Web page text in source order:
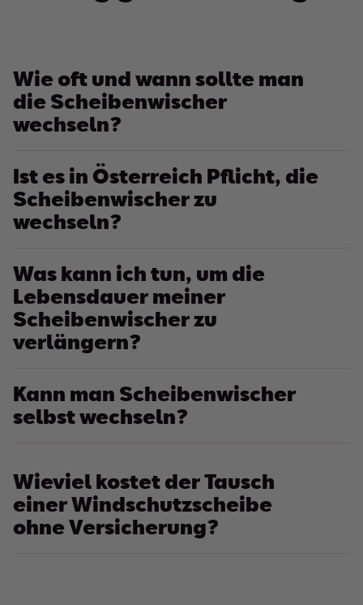
Wie oft und wann sollte man
die Scheibenwischer
wechseln?
Ist es in Österreich Pflicht, die
Scheibenwischer zu
wechseln?
Was kann ich tun, um die
Lebensdauer meiner
Scheibenwischer zu
verlängern?
Kann man Scheibenwischer
selbst wechseln?
Wieviel kostet der Tausch
einer Windschutzscheibe
ohne Versicherung?